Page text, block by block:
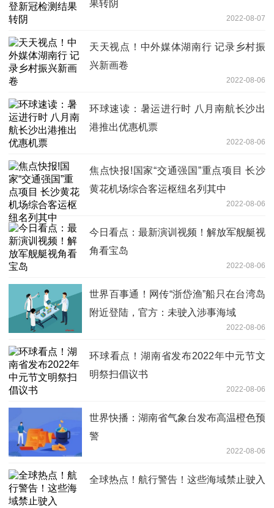
果转阴
2022-08-07
天天视点！中外媒体湖南行 记录乡村振
兴新画卷
2022-08-06
环球速读：暑运进行时 八月南航长沙出
港推出优惠机票
2022-08-06
焦点快报!国家“交通强国”重点项目 长沙
黄花机场综合客运枢纽名列其中
2022-08-06
今日看点：最新演训视频！解放军舰艇视
角看宝岛
2022-08-06
世界百事通！网传“浙岱渔”船只在台湾岛
附近登陆，官方：未驶入涉事海域
2022-08-06
环球看点！湖南省发布2022年中元节文
明祭扫倡议书
2022-08-06
世界快播：湖南省气象台发布高温橙色预
警
2022-08-06
全球热点！航行警告！这些海域禁止驶入